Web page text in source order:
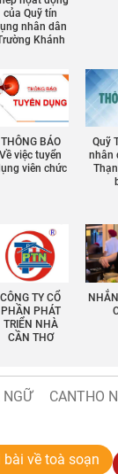
của Quỹ tín
nhân dân
Khánh
THÔNG BÁO
Về việc tuyển
viên chức
Quỹ
nhân
CÔNG TY CỔ
PHẦN PHÁT
TRIỂN NHÀ
CẦN THƠ
NGỮ CANTHO
bài về toà soạn